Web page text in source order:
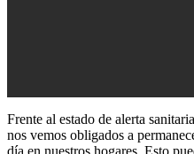
Frente al estado de alerta
nos vemos obligados a
día en nuestros hogares. Esto